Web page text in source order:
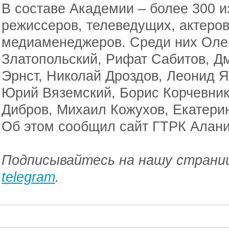
В составе Академии – более 300
режиссеров, телеведущих,
медиаменеджеров. Среди них
Златопольский, Рифат Сабитов,
Эрнст, Николай Дроздов, Леонид
Юрий Вяземский, Борис
Дибров, Михаил Кожухов,
Об этом сообщил сайт ГТРК
Подписывайтесь на нашу
telegram.